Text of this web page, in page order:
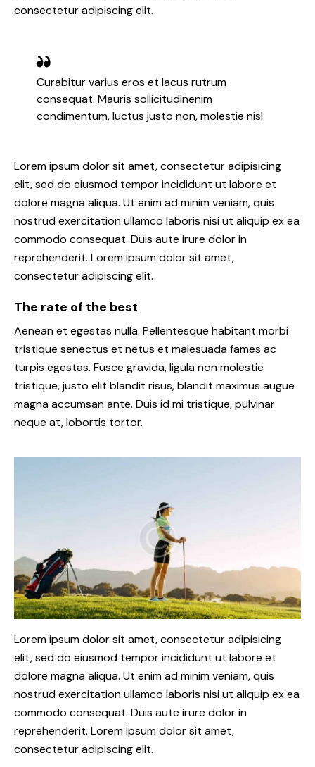
consectetur adipiscing elit.
Curabitur varius eros et lacus rutrum
consequat. Mauris sollicitudinenim
condimentum, luctus justo non, molestie nisl.
Lorem ipsum dolor sit amet, consectetur adipisicing
elit, sed do eiusmod tempor incididunt ut labore et
dolore magna aliqua. Ut enim ad minim veniam, quis
nostrud exercitation ullamco laboris nisi ut aliquip ex ea
commodo consequat. Duis aute irure dolor in
reprehenderit. Lorem ipsum dolor sit amet,
consectetur adipiscing elit.
The rate of the best
Aenean et egestas nulla. Pellentesque habitant morbi
tristique senectus et netus et malesuada fames ac
turpis egestas. Fusce gravida, ligula non molestie
tristique, justo elit blandit risus, blandit maximus augue
magna accumsan ante. Duis id mi tristique, pulvinar
neque at, lobortis tortor.
Lorem ipsum dolor sit amet, consectetur adipisicing
elit, sed do eiusmod tempor incididunt ut labore et
dolore magna aliqua. Ut enim ad minim veniam, quis
nostrud exercitation ullamco laboris nisi ut aliquip ex ea
commodo consequat. Duis aute irure dolor in
reprehenderit. Lorem ipsum dolor sit amet,
consectetur adipiscing elit.